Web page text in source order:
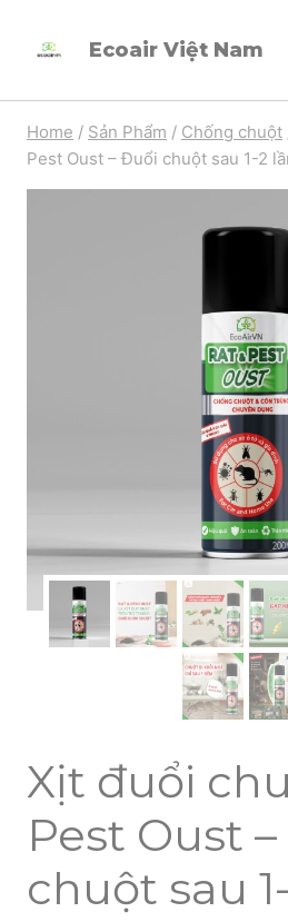
Ecoair Việt Nam
Home / Sản Phẩm / Chống chuột
Pest Oust – Đuổi chuột sau 1-2
Xịt đuổi
Pest Oust
chuột sau